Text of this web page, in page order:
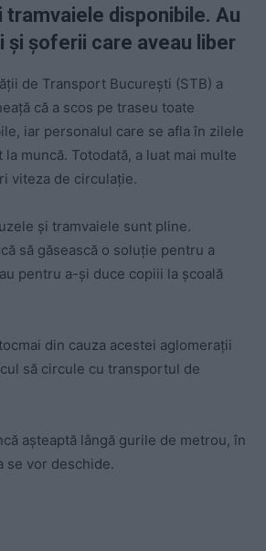
disponibile. Au
șoferii care aveau liber
de Transport București (STB) a
că a scos pe traseu toate
iar personalul care se afla în zilele
muncă. Totodată, a luat mai multe
viteza de circulație.
și tramvaiele sunt pline.
să găsească o soluție pentru a
pentru a-și duce copiii la școală
din cauza acestei aglomerații
să circule cu transportul de
așteaptă lângă gurile de metrou, în
se vor deschide.